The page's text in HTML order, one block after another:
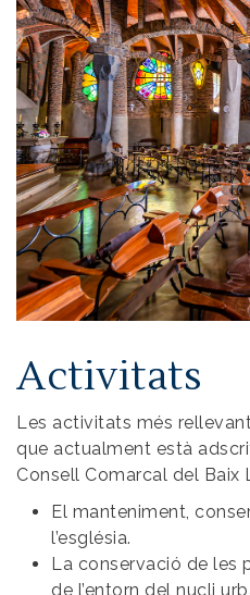
Activitats
Les activitats més
que actualment està
Consell Comarcal del Baix
El manteniment,
l’església.
La conservació de les
de l’entorn del nucli